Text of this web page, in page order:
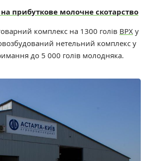
прибуткове молочне скотарство
комплекс на 1300 голів ВРХ у
нетельний комплекс у
до 5 000 голів молодняка.